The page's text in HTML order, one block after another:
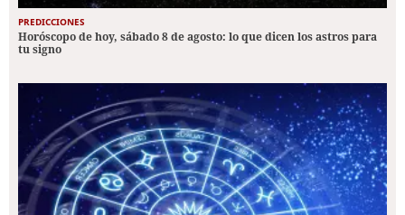
PREDICCIONES
Horóscopo de hoy, sábado 8 de agosto: lo que dicen los astros para
tu signo